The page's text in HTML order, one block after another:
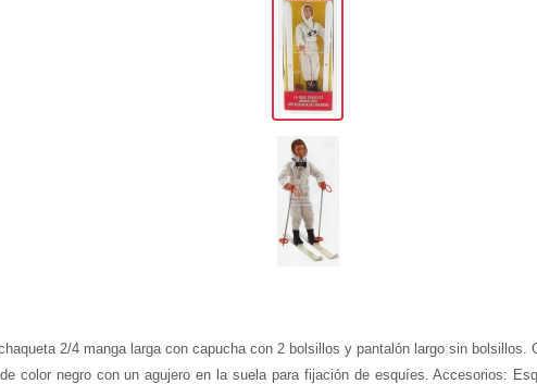
2/4 manga larga con capucha con 2 bolsillos y pantalón largo sin bolsillos.
color negro con un agujero en la suela para fijación de esquíes.Accesorios: